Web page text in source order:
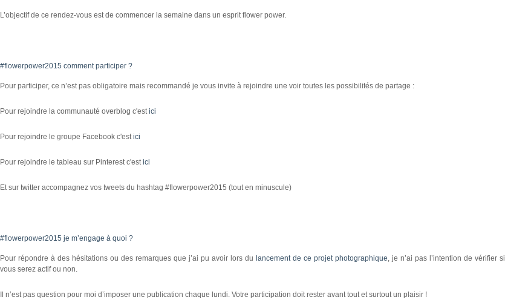
L’objectif de ce rendez-vous est de commencer la semaine dans un esprit flower power.
#flowerpower2015 comment participer ?
Pour participer, ce n’est pas obligatoire mais recommandé je vous invite à rejoindre une voir toutes les possibilités de partage :
Pour rejoindre la communauté overblog c'est ici
Pour rejoindre le groupe Facebook c'est ici
Pour rejoindre le tableau sur Pinterest c'est ici
Et sur twitter accompagnez vos tweets du hashtag #flowerpower2015 (tout en minuscule)
#flowerpower2015 je m’engage à quoi ?
Pour répondre à des hésitations ou des remarques que j’ai pu avoir lors du lancement de ce projet photographique , je n’ai pas l’intention de vérifier si
vous serez actif ou non.
Il n’est pas question pour moi d’imposer une publication chaque lundi. Votre participation doit rester avant tout et surtout un plaisir !